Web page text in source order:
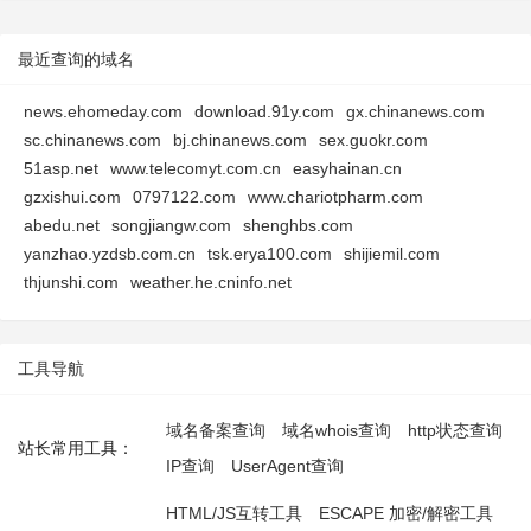
最近查询的域名
news.ehomeday.com download.91y.com
gx.chinanews.com
sc.chinanews.com
bj.chinanews.com
sex.guokr.com
51asp.net
www.telecomyt.com.cn
easyhainan.cn
gzxishui.com
0797122.com
www.chariotpharm.com
abedu.net
songjiangw.com
shenghbs.com
yanzhao.yzdsb.com.cn
tsk.erya100.com
shijiemil.com
thjunshi.com
weather.he.cninfo.net
工具导航
站长常用工具：
域名备案查询 域名whois查询
http状态查询
IP查询
UserAgent查询
HTML/JS互转工具 ESCAPE 加密/解密工具